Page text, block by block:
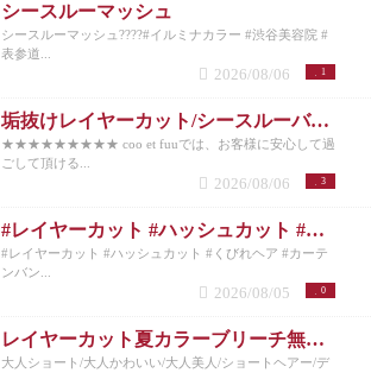
シースルーマッシュ
シースルーマッシュ????#イルミナカラー #渋谷美容院 #
表参道...
1
2026/08/06
垢抜けレイヤーカット/シースルーバング◎夏のベージュカラー
★★★★★★★★★ coo et fuuでは、お客様に安心して過
ごして頂ける...
3
2026/08/06
#レイヤーカット #ハッシュカット #くびれヘア #カーテンバング #インナーカラー
#レイヤーカット #ハッシュカット #くびれヘア #カーテ
ンバン...
0
2026/08/05
レイヤーカット夏カラーブリーチ無しカラー
大人ショート/大人かわいい/大人美人/ショートヘアー/デ